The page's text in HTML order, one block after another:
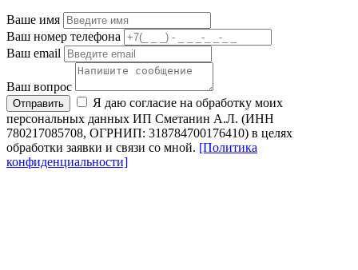
Ваше имя
Ваш номер телефона
Ваш email
Ваш вопрос
Отправить
Я даю согласие на обработку моих
персональных данных ИП Сметанин А.Л. (ИНН
780217085708, ОГРНИП: 318784700176410) в целях
обработки заявки и связи со мной. [Политика
конфиденциальности]